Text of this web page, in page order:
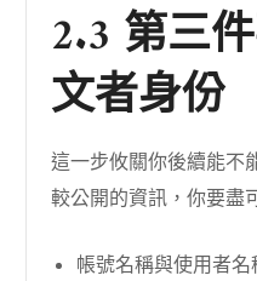
2.3 第三
文者身份
這一步攸關你後續能不
較公開的資訊，你要盡
帳號名稱與使用者